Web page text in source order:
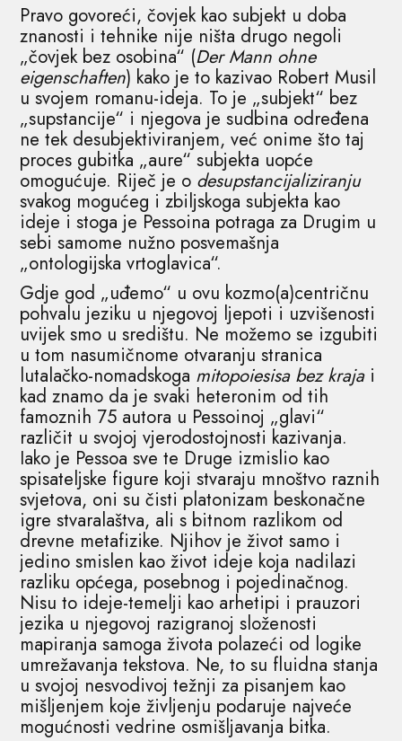
Pravo govoreći, čovjek kao subjekt u doba
znanosti i tehnike nije ništa drugo negoli
„čovjek bez osobina“ (Der Mann ohne
eigenschaften) kako je to kazivao Robert Musil
u svojem romanu-ideja. To je „subjekt“ bez
„supstancije“ i njegova je sudbina određena
ne tek desubjektiviranjem, već onime što taj
proces gubitka „aure“ subjekta uopće
omogućuje. Riječ je o desupstancijaliziranju
svakog mogućeg i zbiljskoga subjekta kao
ideje i stoga je Pessoina potraga za Drugim u
sebi samome nužno posvemašnja
„ontologijska vrtoglavica“.
Gdje god „uđemo“ u ovu kozmo(a)centričnu
pohvalu jeziku u njegovoj ljepoti i uzvišenosti
uvijek smo u središtu. Ne možemo se izgubiti
u tom nasumičnome otvaranju stranica
lutalačko-nomadskoga mitopoiesisa bez krajai
kad znamo da je svaki heteronim od tih
famoznih 75 autora u Pessoinoj „glavi“
različit u svojoj vjerodostojnosti kazivanja.
Iako je Pessoa sve te Druge izmislio kao
spisateljske figure koji stvaraju mnoštvo raznih
svjetova, oni su čisti platonizam beskonačne
igre stvaralaštva, ali s bitnom razlikom od
drevne metafizike. Njihov je život samo i
jedino smislen kao život ideje koja nadilazi
razliku općega, posebnog i pojedinačnog.
Nisu to ideje-temelji kao arhetipi i prauzori
jezika u njegovoj razigranoj složenosti
mapiranja samoga života polazeći od logike
umrežavanja tekstova. Ne, to su fluidna stanja
u svojoj nesvodivoj težnji za pisanjem kao
mišljenjem koje življenju podaruje najveće
mogućnosti vedrine osmišljavanja bitka.